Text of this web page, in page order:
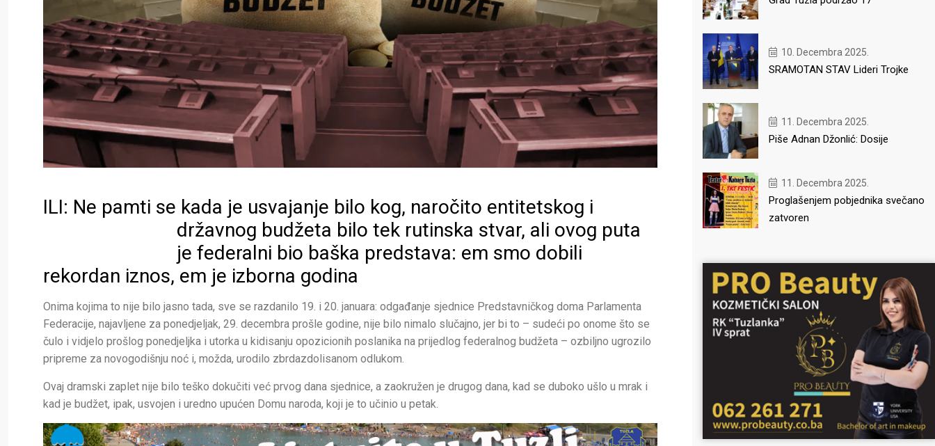
ILI: Ne pamti se kada je usvajanje bilo kog, naročito entitetskog i
državnog budžeta bilo tek rutinska stvar, ali ovog puta
je federalni bio baška predstava: em smo dobili
rekordan iznos, em je izborna godina
Onima kojima to nije bilo jasno tada, sve se razdanilo 19. i 20. januara: odgađanje sjednice Predstavničkog doma Parlamenta
Federacije, najavljene za ponedjeljak, 29. decembra prošle godine, nije bilo nimalo slučajno, jer bi to – sudeći po onome što se
čulo i vidjelo prošlog ponedjeljka i utorka u kidisanju opozicionih poslanika na prijedlog federalnog budžeta – ozbiljno ugrozilo
pripreme za novogodišnju noć i, možda, urodilo zbrdazdolisanom odlukom.
Ovaj dramski zaplet nije bilo teško dokučiti već prvog dana sjednice, a zaokružen je drugog dana, kad se duboko ušlo u mrak i
kad je budžet, ipak, usvojen i uredno upućen Domu naroda, koji je to učinio u petak.
10. Decembra 2025.
SRAMOTAN STAV Lideri Trojke
11. Decembra 2025.
Piše Adnan Džonlić: Dosije
11. Decembra 2025.
Proglašenjem pobjednika svečano
zatvoren